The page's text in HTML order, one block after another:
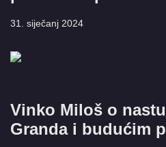
31. siječanj 2024
Vinko Miloš o
Granda i budućim